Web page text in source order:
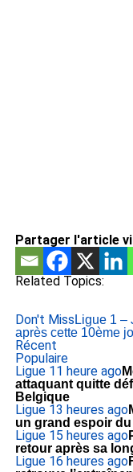
Partager l'article
Related Topics:
Don't Miss Ligue 1 –
après cette 10ème
Récent
Populaire
Ligue 11 heure ago
attaquant quitte
Belgique
Ligue 13 heures ago
un grand espoir
Ligue 15 heures ago
retour après sa
Ligue 16 heures ago